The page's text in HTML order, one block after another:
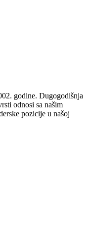
godine. Dugogodišnja
odnosi sa našim
pozicije u našoj